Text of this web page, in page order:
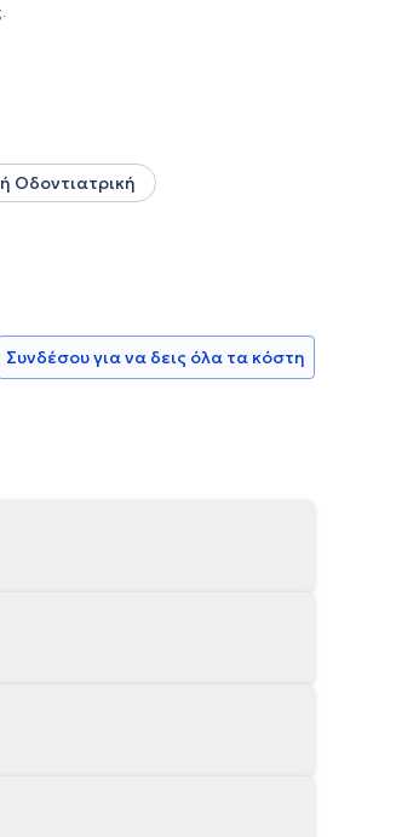
τα οδοντιατρικά θέματα με μια πιο
ασθενή σαν να είναι ''δικός του
συνοδεύουν σε όλους τους τομείς
Οδοντιατρική
Συνδέσου για να δεις όλα τα κόστη